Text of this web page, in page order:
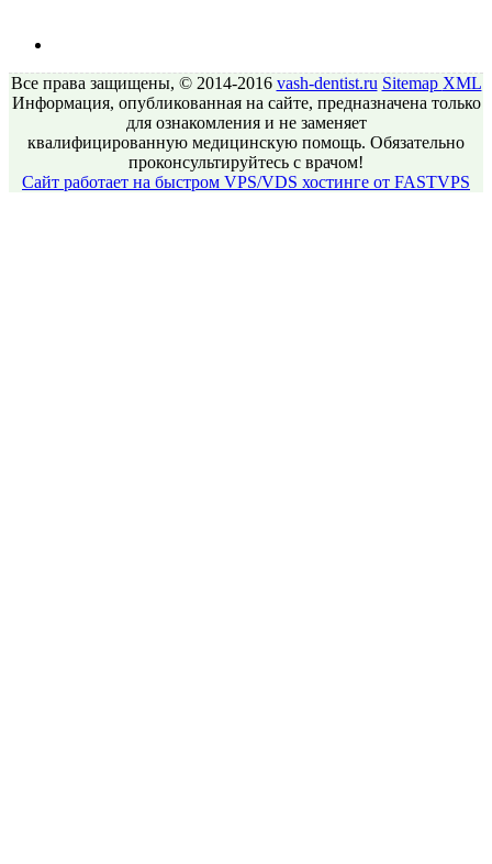
Все права защищены, © 2014-2016 vash-dentist.ru Sitemap XML
Информация, опубликованная на сайте, предназначена только
для ознакомления и не заменяет
квалифицированную медицинскую помощь. Обязательно
проконсультируйтесь с врачом!
Сайт работает на быстром VPS/VDS хостинге от FASTVPS